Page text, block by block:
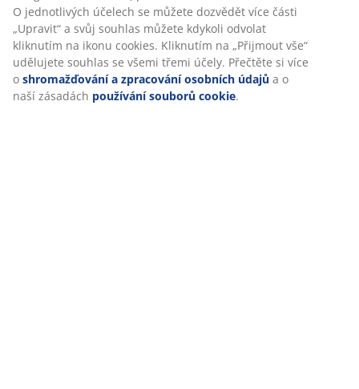
Specifikace
Hodnocení
(153)
Při přijetí marketingových cookies budeme sdílet vaše
údaje o prohlížení s marketingovými partnery (např.
Google, Meta a TikTok) pro cílenou a statickou reklamu. O
jednotlivých účelech se můžete dozvědět více části
„Upravit“ a svůj souhlas můžete kdykoli odvolat kliknutím